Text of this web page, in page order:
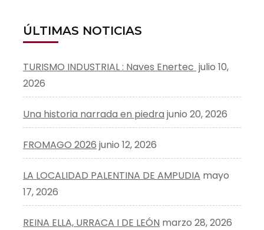
ÚLTIMAS NOTICIAS
TURISMO INDUSTRIAL : Naves Enertec julio 10,
2026
Una historia narrada en piedra junio 20, 2026
FROMAGO 2026 junio 12, 2026
LA LOCALIDAD PALENTINA DE AMPUDIA mayo
17, 2026
REINA ELLA, URRACA I DE LEÓN marzo 28, 2026